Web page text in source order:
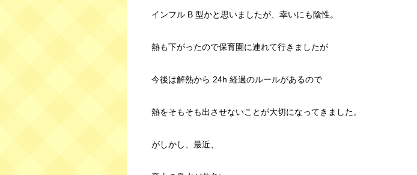
インフル B 型かと思いましたが、幸いにも陰性。
熱も下がったので保育園に連れて行きましたが
今後は解熱から 24h 経過のルールがあるので
熱をそもそも出させないことが大切になってきました。
がしかし、最近、